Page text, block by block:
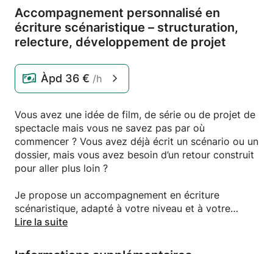
Accompagnement personnalisé en
écriture scénaristique – structuration,
relecture, développement de projet
Àpd 36 € /h
Vous avez une idée de film, de série ou de projet de
spectacle mais vous ne savez pas par où
commencer ? Vous avez déjà écrit un scénario ou un
dossier, mais vous avez besoin d’un retour construit
pour aller plus loin ?
Je propose un accompagnement en écriture
scénaristique, adapté à votre niveau et à votre
projet : court-métrage, long, série, webcréation,
Lire la suite